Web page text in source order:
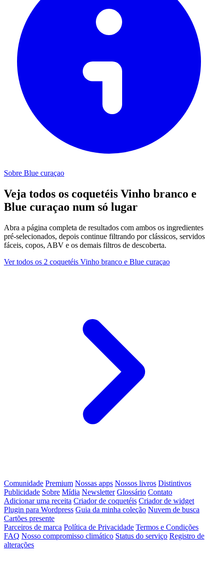
Sobre Blue curaçao
Veja todos os coquetéis Vinho branco e
Blue curaçao num só lugar
Abra a página completa de resultados com ambos os ingredientes
pré-selecionados, depois continue filtrando por clássicos, servidos
fáceis, copos, ABV e os demais filtros de descoberta.
Ver todos os 2 coquetéis Vinho branco e Blue curaçao
Comunidade Premium Nossas apps Nossos livros Distintivos
Publicidade Sobre Mídia Newsletter Glossário Contato
Adicionar uma receita Criador de coquetéis Criador de widget
Plugin para Wordpress Guia da minha coleção Nuvem de busca
Cartões presente
Parceiros de marca Política de Privacidade Termos e Condições
FAQ Nosso compromisso climático Status do serviço Registro de
alterações